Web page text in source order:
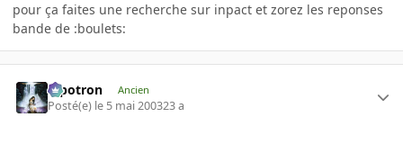
pour ça faites une recherche sur inpact et zorez les reponses
bande de :boulets:
Pipotron Ancien
Posté(e) le 5 mai 200323 a